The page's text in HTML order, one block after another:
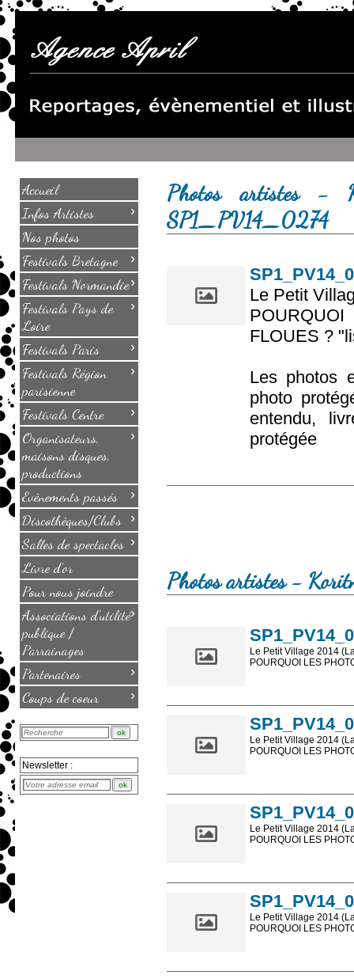
Accueil
Infos Artistes
›
Nos photos
Festivals Bretagne
›
Festivals Normandie›
Festivals Pays de
Loire
›
Festivals Paris ›
Festivals Région
parisienne
›
Festivals Centre ›
Organisateurs,
maisons disques,
productions
›
Evènements passés ›
Discothèques/Clubs ›
Salles de spectacles ›
Livre d'or
Pour nous joindre
Associations d'utilité
publique /
Parrainages
›
Partenaires ›
Coups de coeur ›
Newsletter :
Photos artistes -
SP1_PV14_0274
Le Petit
FLOUES ?
Les photos
photo
entendu,
protégée
Photos artistes -
Le Petit Village 2014
POURQUOI LES
Le Petit Village 2014
POURQUOI LES
Le Petit Village 2014
POURQUOI LES
Le Petit Village 2014
POURQUOI LES